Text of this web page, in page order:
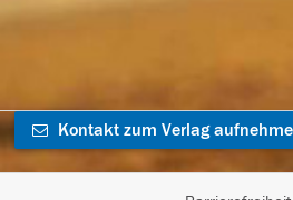
Kontakt zum Verlag